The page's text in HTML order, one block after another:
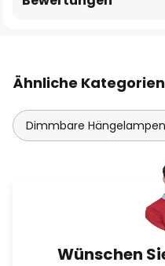
Ähnliche Kategorien
Dimmbare
Wünschen